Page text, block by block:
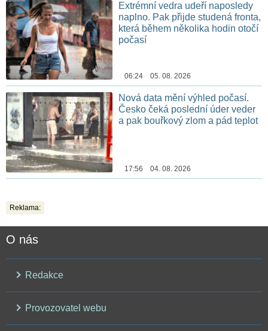
Extrémní vedra udeří naposledy
naplno. Pak přijde studená fronta,
která během několika hodin otočí
počasí
06:24 05. 08. 2026
Nová data mění výhled počasí.
Česko čeká poslední úder veder
a pak bouřkový zlom a pád teplot
17:56 04. 08. 2026
Reklama:
O nás
Redakce
Provozovatel webu